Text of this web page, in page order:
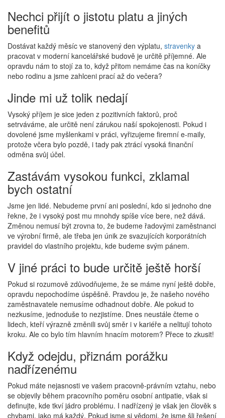
Nechci přijít o jistotu platu a jiných
benefitů
Dostávat každý měsíc ve stanovený den výplatu, stravenky a
pracovat v moderní kancelářské budově je určitě příjemné. Ale
opravdu nám to stojí za to, když přitom nemáme čas na koníčky
nebo rodinu a jsme zahlceni prací až do večera?
Jinde mi už tolik nedají
Vysoký příjem je sice jeden z pozitivních faktorů, proč
setrváváme, ale určitě není zárukou naší spokojenosti. Pokud i
dovolené jsme myšlenkami v práci, vyřizujeme firemní e-maily,
protože včera bylo pozdě, i tady pak ztrácí vysoká finanční
odměna svůj účel.
Zastávám vysokou funkci, zklamal
bych ostatní
Jsme jen lidé. Nebudeme první ani poslední, kdo si jednoho dne
řekne, že i vysoký post mu mnohdy spíše více bere, než dává.
Změnou nemusí být zrovna to, že budeme řadovými zaměstnanci
ve výrobní firmě, ale třeba jen únik ze svazujících korporátních
pravidel do vlastního projektu, kde budeme svým pánem.
V jiné práci to bude určitě ještě horší
Pokud si rozumově zdůvodňujeme, že se máme nyní ještě dobře,
opravdu nepochodíme úspěšně. Pravdou je, že našeho nového
zaměstnavatele nemusíme odhadnout dobře. Ale pokud to
nezkusíme, jednoduše to nezjistíme. Dnes neustále čteme o
lidech, kteří výrazně změnili svůj směr i v kariéře a nelitují tohoto
kroku. Ale co bylo tím hlavním hnacím motorem? Přece to zkusit!
Když odejdu, přiznám porážku
nadřízenému
Pokud máte nejasnosti ve vašem pracovně-právním vztahu, nebo
se objevily během pracovního poměru osobní antipatie, však si
definujte, kde tkví jádro problému. I nadřízený je však jen člověk s
chybami, jako má každý. Pokud jsme si vědomi, že jsme šli řešení